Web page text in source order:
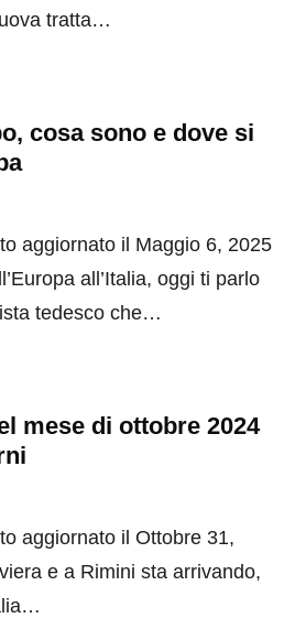
tratta…
cosa sono e dove si
aggiornato il Maggio 6, 2025
all’Italia, oggi ti parlo
tedesco che…
mese di ottobre 2024
aggiornato il Ottobre 31,
e a Rimini sta arrivando,